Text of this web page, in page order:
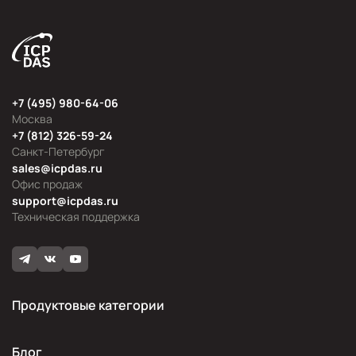
Москва
+7 (495) 980-64-06
Офис продаж
sales@icpdas.ru
Санкт-Петербург
+7 (812) 326-59-24
Техническая поддержка
support@icpdas.ru
Продуктовые категории
Блог